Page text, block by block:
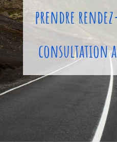
prendre
consultation